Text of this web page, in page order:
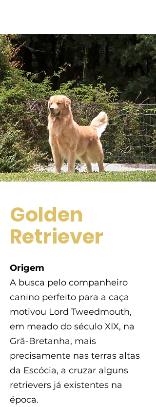
Golden
Retriever
Origem
A busca pelo companheiro
canino perfeito para a caça
motivou Lord Tweedmouth,
em meado do século XIX, na
Grã-Bretanha, mais
precisamente nas terras altas
da Escócia, a cruzar alguns
retrievers já existentes na
época.